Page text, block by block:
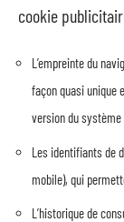
cookie
L’empreinte du
façon quasi unique
version du système
Les identifiants de
mobile), qui
L’historique de